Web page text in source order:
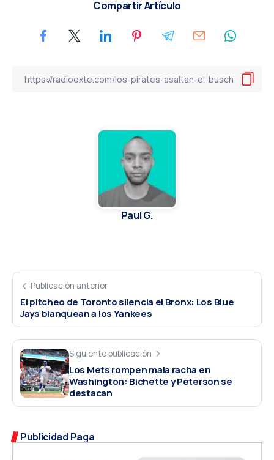
Compartir Artículo
Paul G.
Publicación anterior
El pitcheo de Toronto silencia el Bronx: Los Blue
Jays blanquean a los Yankees
Siguiente publicación
Los Mets rompen mala racha en
Washington: Bichette y Peterson se
destacan
Publicidad Paga